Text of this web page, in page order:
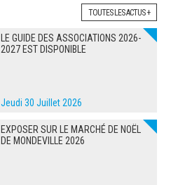
TOUTES LES ACTUS +
LE GUIDE DES ASSOCIATIONS 2026-
2027 EST DISPONIBLE
Jeudi 30 Juillet 2026
EXPOSER SUR LE MARCHÉ DE NOËL
DE MONDEVILLE 2026